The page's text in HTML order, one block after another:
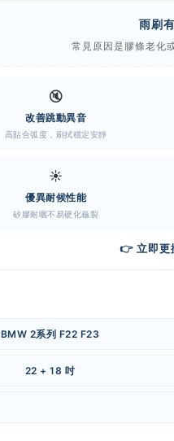
雨刷
常見原因是膠條老化
🔇
改善跳動異音
高貼合弧度，刷拭穩定安靜
☀️
優異耐候性能
矽膠耐曬不易硬化龜裂
👉 立即更
BMW 2系列 F22 F23
22 + 18 吋